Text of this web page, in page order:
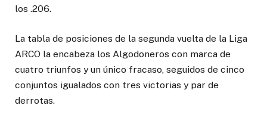
los .206.
La tabla de posiciones de la segunda vuelta de la Liga
ARCO la encabeza los Algodoneros con marca de
cuatro triunfos y un único fracaso, seguidos de cinco
conjuntos igualados con tres victorias y par de
derrotas.